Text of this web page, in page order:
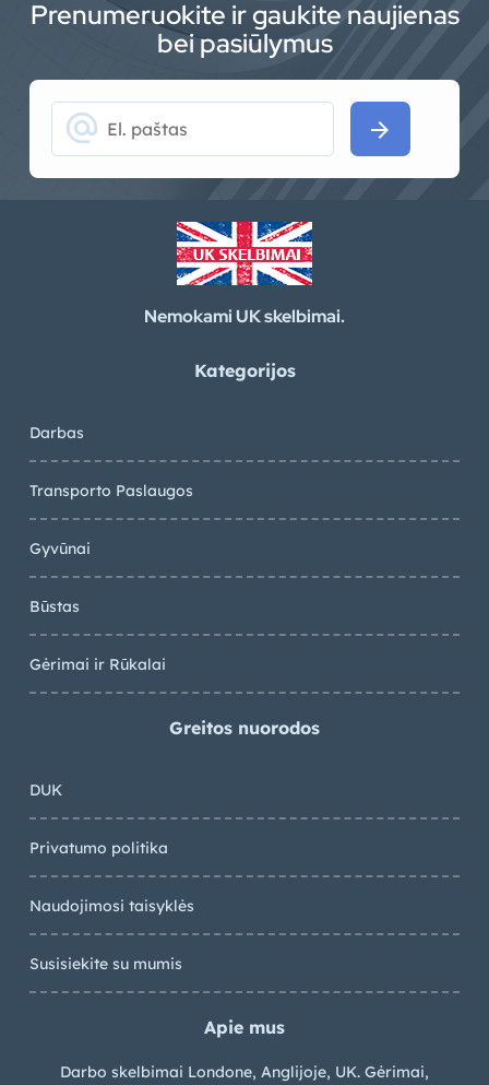
Prenumeruokite ir gaukite naujienas
bei pasiūlymus
alternate_email arrow_forward
Nemokami UK skelbimai.
Kategorijos
Darbas
Transporto Paslaugos
Gyvūnai
Būstas
Gėrimai ir Rūkalai
Greitos nuorodos
DUK
Privatumo politika
Naudojimosi taisyklės
Susisiekite su mumis
Apie mus
Darbo skelbimai Londone, Anglijoje, UK. Gėrimai,